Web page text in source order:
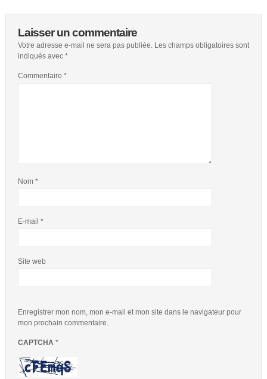
Laisser un commentaire
Votre adresse e-mail ne sera pas publiée. Les champs obligatoires sont
indiqués avec *
Commentaire *
Nom *
E-mail *
Site web
Enregistrer mon nom, mon e-mail et mon site dans le navigateur pour
mon prochain commentaire.
CAPTCHA *